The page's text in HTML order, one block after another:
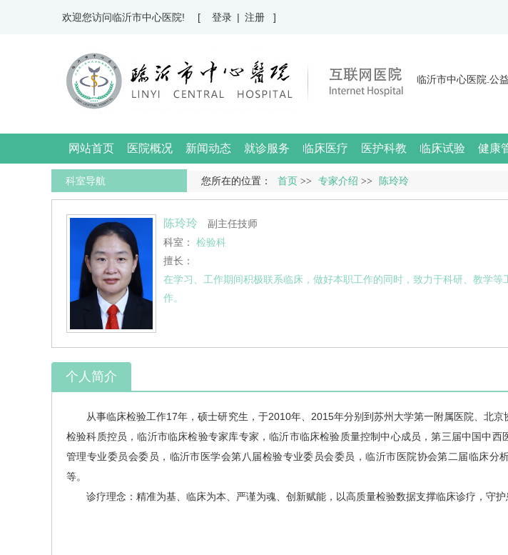
欢迎您访问临沂市中心医院! [ 登录 | 注册 ]
临沂市中心医院.公益
网站首页 医院概况 新闻动态 就诊服务 临床医疗 医护科教 临床试验 健康
您所在的位置： 首页 >> 专家介绍 >> 陈玲玲
科室导航
陈玲玲
副主任技师
科室： 检验科
擅长：
在学习、工作期间积极联系临床，做好本职工作的同时，致力于科研、教学
作。
个人简介
从事临床检验工作17年，硕士研究生，于2010年、2015年分别到苏州大学第一附属医院、北京
检验科质控员，临沂市临床检验专家库专家，临沂市临床检验质量控制中心成员，第三届中国中
管理专业委员会委员，临沂市医学会第八届检验专业委员会委员，临沂市医院协会第二届临床分
等。
诊疗理念：精准为基、临床为本、严谨为魂、创新赋能，以高质量检验数据支撑临床诊疗，守护